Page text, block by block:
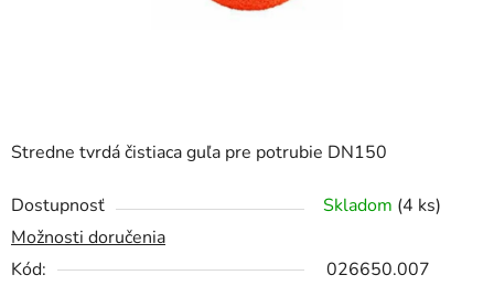
Stredne tvrdá čistiaca guľa pre potrubie DN150
Dostupnosť Skladom (4 ks)
Možnosti doručenia
Kód:
026650.007